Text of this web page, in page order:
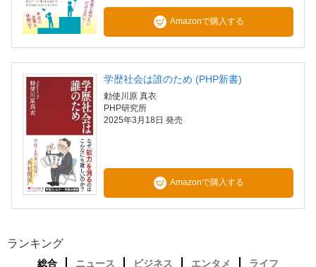
Amazonで購入する
学歴社会は誰のため (PHP新書)
勅使川原 真衣
PHP研究所
2025年3月18日 発売
Amazonで購入する
ランキング
総合 ニュース ビジネス エンタメ ライフ